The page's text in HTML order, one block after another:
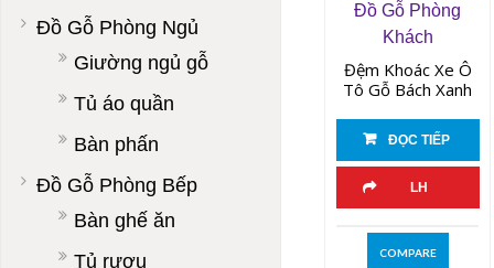
Đồ Gỗ Phòng
Khách
Đệm Khoác Xe Ô
Tô Gỗ Bách Xanh
ĐỌC TIẾP
LH
COMPARE
Đồ Gỗ Phòng Ngủ
Giường ngủ gỗ
Tủ áo quần
Bàn phấn
Đồ Gỗ Phòng Bếp
Bàn ghế ăn
Tủ rượu